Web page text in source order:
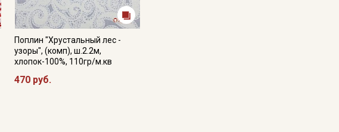
Поплин "Хрустальный лес -
узоры", (комп), ш.2.2м,
хлопок-100%, 110гр/м.кв
470 руб.